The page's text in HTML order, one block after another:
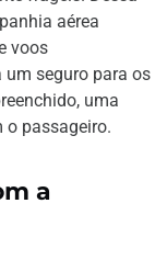
aérea
voos
um seguro para os
uma
o passageiro.
a